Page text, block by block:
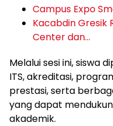
Campus Expo
Kacabdin Gresik
Center dan…
Melalui sesi ini, siswa
ITS, akreditasi,
prestasi, serta
yang dapat
akademik.